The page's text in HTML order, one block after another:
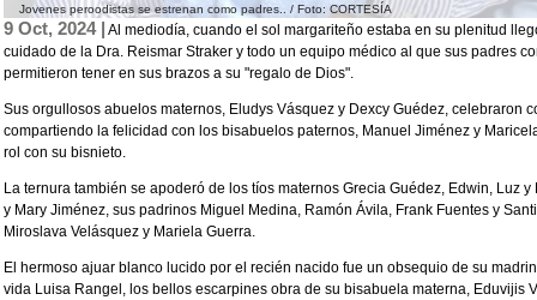
Jovenes peroodistas se estrenan como padres.. / Foto: CORTESÍA
9 Oct, 2024 | Al mediodía, cuando el sol margariteño estaba en su plenitud
cuidado de la Dra. Reismar Straker y todo un equipo médico al que sus padres
permitieron tener en sus brazos a su "regalo de Dios".
Sus orgullosos abuelos maternos, Eludys Vásquez y Dexcy Guédez, celebraron
compartiendo la felicidad con los bisabuelos paternos, Manuel Jiménez y
rol con su bisnieto.
La ternura también se apoderó de los tíos maternos Grecia Guédez, Edwin, Luz
y Mary Jiménez, sus padrinos Miguel Medina, Ramón Ávila, Frank Fuentes y
Miroslava Velásquez y Mariela Guerra.
El hermoso ajuar blanco lucido por el recién nacido fue un obsequio de su
vida Luisa Rangel, los bellos escarpines obra de su bisabuela materna, Eduvijis